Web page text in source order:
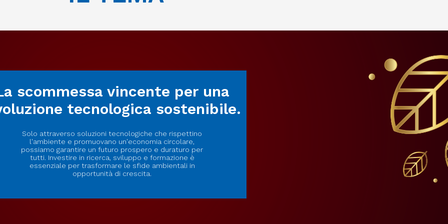
scommessa vincente per una
tecnologica sostenibile.
Solo attraverso soluzioni tecnologiche che rispettino
l'ambiente e promuovano un'economia circolare,
possiamo garantire un futuro prospero e duraturo per
tutti. Investire in ricerca, sviluppo e formazione è
essenziale per trasformare le sfide ambientali in
opportunità di crescita.